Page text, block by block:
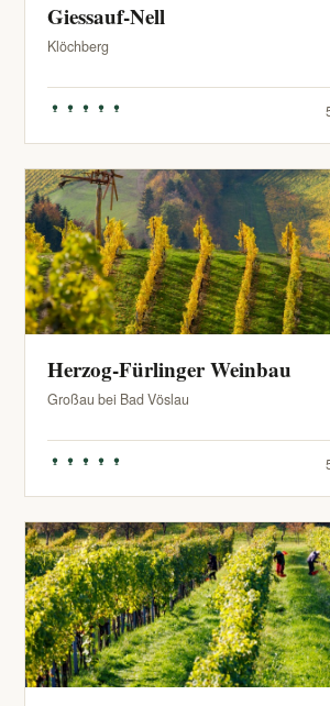
Giessauf-Nell
Klöchberg
Herzog-Fürlinger Weinbau
Großau bei Bad Vöslau